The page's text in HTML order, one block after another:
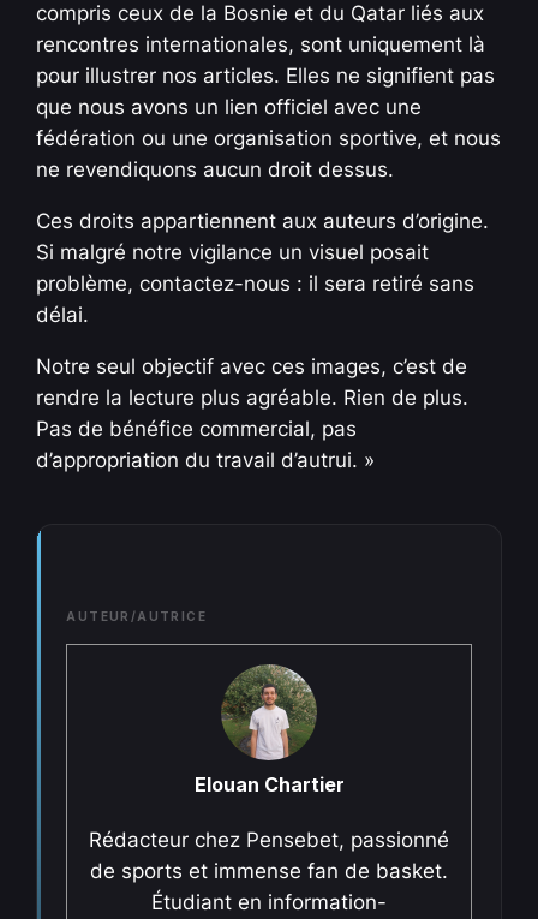
compris ceux de la Bosnie et du Qatar liés aux
rencontres internationales, sont uniquement là
pour illustrer nos articles. Elles ne signifient pas
que nous avons un lien officiel avec une
fédération ou une organisation sportive, et nous
ne revendiquons aucun droit dessus.
Ces droits appartiennent aux auteurs d’origine.
Si malgré notre vigilance un visuel posait
problème, contactez-nous : il sera retiré sans
délai.
Notre seul objectif avec ces images, c’est de
rendre la lecture plus agréable. Rien de plus.
Pas de bénéfice commercial, pas
d’appropriation du travail d’autrui. »
AUTEUR/AUTRICE
Elouan Chartier
Rédacteur chez Pensebet, passionné
de sports et immense fan de basket.
Étudiant en information-